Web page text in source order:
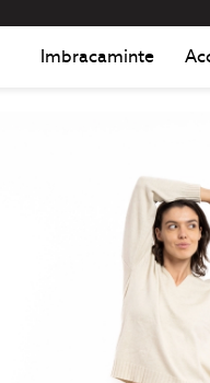
Imbracaminte